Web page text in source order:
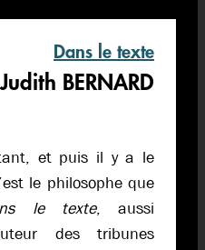
Dans le texte
BERNARD
et puis il y a le
le philosophe que
le texte, aussi
des tribunes